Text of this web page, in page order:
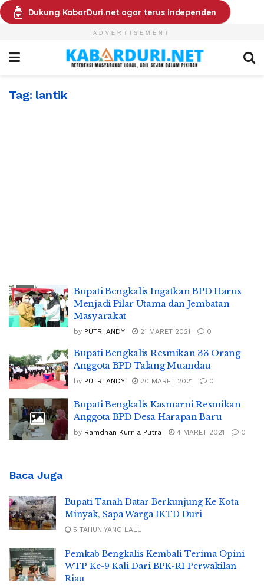
Dukung KabarDuri.net agar terus independen
ADVERTISEMENT
Tag: lantik
Bupati Bengkalis Ingatkan BPD Harus
Menjadi Pilar Utama dan Jembatan
Masyarakat
by PUTRI ANDY 21 MARET 2021 0
Bupati Bengkalis Resmikan 33 Orang
Anggota BPD Talang Muandau
by PUTRI ANDY 20 MARET 2021 0
Bupati Bengkalis Kasmarni Resmikan
Anggota BPD Desa Harapan Baru
by Ramdhan Kurnia Putra 4 MARET 2021 0
Baca Juga
Bupati Tanah Datar Berkunjung Ke Kota
Minyak, Sapa Warga IKTD Duri
5 TAHUN YANG LALU
Pemkab Bengkalis Kembali Terima Opini
WTP Ke-9 Kali Dari BPK-RI Perwakilan
Riau